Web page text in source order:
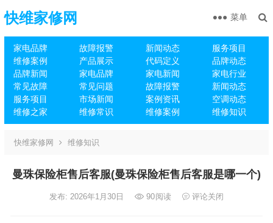
快维家修网
家电品牌 故障报警 新闻动态
服务项目
维修案例
产品展示 代码定义
品牌动态
品牌新闻
家电品牌 家电新闻
家电行业
常见故障
常见问题 故障报警
新闻动态
服务项目
市场新闻 案例资讯
空调动态
维修之家
维修常识 维修案例 维修知识
菜单
快维家修网 维修知识
曼珠保险柜售后客服(曼珠保险柜售后客服是哪一个)
发布: 2026年1月30日 90阅读 评论关闭